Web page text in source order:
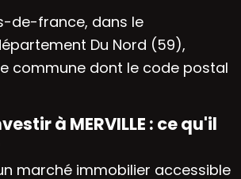
de-france, dans le
Du Nord (59),
commune dont le code postal
à MERVILLE : ce qu'il
un marché immobilier accessible